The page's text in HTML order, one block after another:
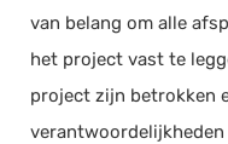
van belang om alle
het project vast te
project zijn betrokken
verantwoordelijkheden